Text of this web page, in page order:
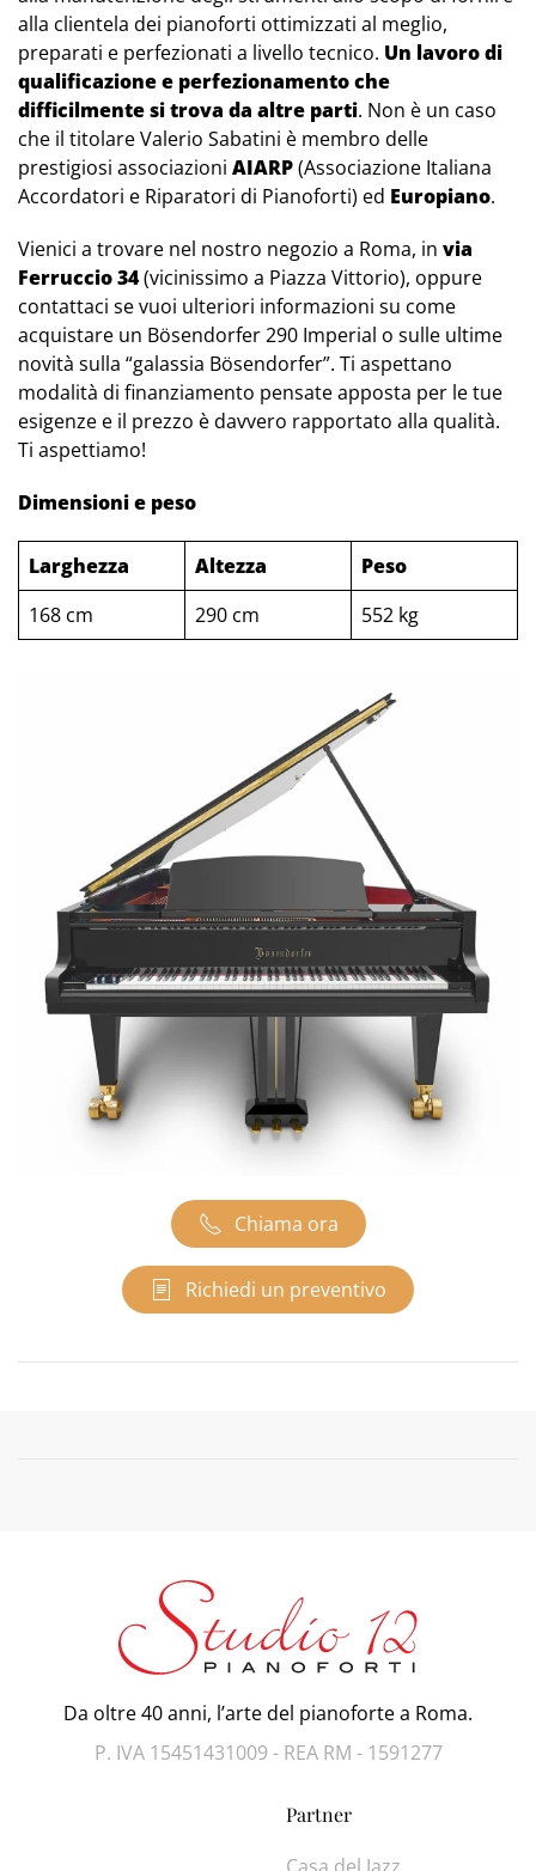
alla clientela dei pianoforti ottimizzati al meglio,
preparati e perfezionati a livello tecnico. Un lavoro di
qualificazione e perfezionamento che
difficilmente si trova da altre parti. Non è un caso
che il titolare Valerio Sabatini è membro delle
prestigiosi associazioni AIARP(Associazione Italiana
Accordatori e Riparatori di Pianoforti) ed Europiano.
Vienici a trovare nel nostro negozio a Roma, in via
Ferruccio 34(vicinissimo a Piazza Vittorio), oppure
contattaci se vuoi ulteriori informazioni su come
acquistare un Bösendorfer 290 Imperial o sulle ultime
novità sulla “galassia Bösendorfer”. Ti aspettano
modalità di finanziamento pensate apposta per le tue
esigenze e il prezzo è davvero rapportato alla qualità.
Ti aspettiamo!
Dimensioni e peso
Larghezza Altezza
Peso
168 cm
290 cm 552 kg
Chiama ora
Richiedi un preventivo
Da oltre 40 anni, l’arte del pianoforte a Roma.
P. IVA 15451431009 - REA RM - 1591277
Partner